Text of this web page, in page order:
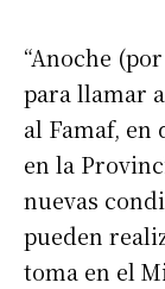
“Anoche
para llamar
al Famaf, en
en la
nuevas
pueden
toma en el